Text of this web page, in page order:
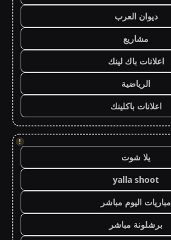
ديوان العرب
مشاريع
اعلانات باك لينك
الرياضية
اعلانات باكلينك
!
يلا شوت
yalla shoot
مباريات اليوم مباشر
برشلونة مباشر